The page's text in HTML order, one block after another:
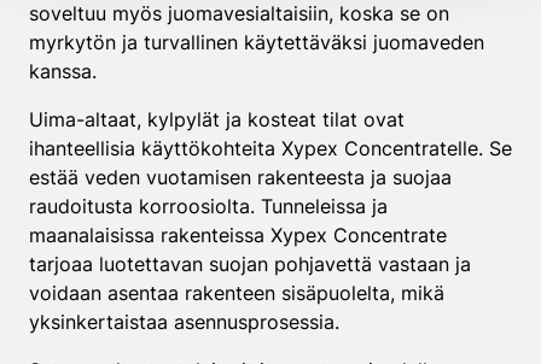
soveltuu myös juomavesialtaisiin, koska se on
myrkytön ja turvallinen käytettäväksi juomaveden
kanssa.
Uima-altaat, kylpylät ja kosteat tilat ovat
ihanteellisia käyttökohteita Xypex Concentratelle. Se
estää veden vuotamisen rakenteesta ja suojaa
raudoitusta korroosiolta. Tunneleissa ja
maanalaisissa rakenteissa Xypex Concentrate
tarjoaa luotettavan suojan pohjavettä vastaan ja
voidaan asentaa rakenteen sisäpuolelta, mikä
yksinkertaistaa asennusprosessia.